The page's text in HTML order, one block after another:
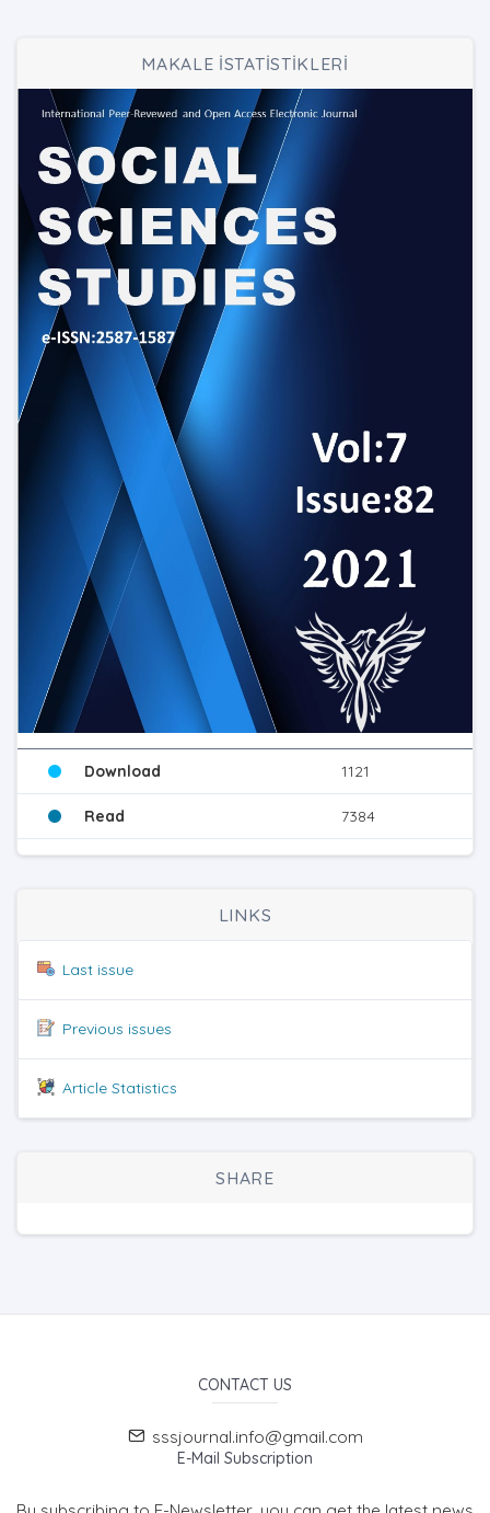
MAKALE İSTATİSTİKLERİ
Download 1121
Read 7384
LINKS
Last issue
Previous issues
Article Statistics
SHARE
CONTACT US
sssjournal.info@gmail.com
E-Mail Subscription